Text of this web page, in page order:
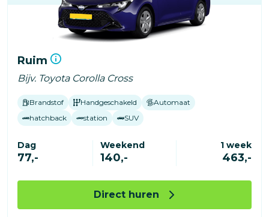
Ruim
Bijv. Toyota Corolla Cross
Brandstof Handgeschakeld
Automaat
hatchback
station SUV
Dag
77,-
Weekend
140,-
1 week
463,-
Direct huren